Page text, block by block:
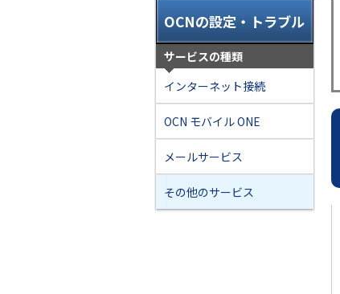
OCNの設定・トラブル
サービスの種類
インターネット接続
OCN モバイル ONE
メールサービス
その他のサービス